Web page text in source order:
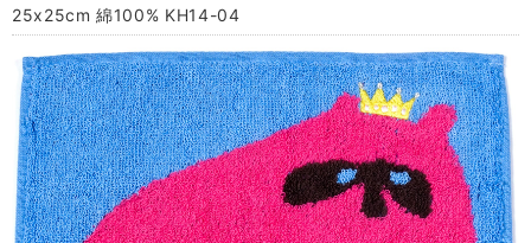
25x25cm 綿100% KH14-04